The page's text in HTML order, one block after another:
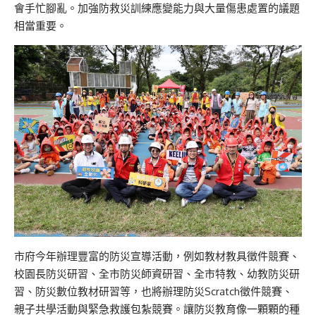
會手忙腳亂。加強防救災訓練應變能力與大量傷患處置的議題
相當重要。
市府今年辦理豐富的防災宣導活動，例如教材教具徵件競賽、
校園長防災研習、全市防災師資研習、全市特教、幼教防災研
習、防災數位教材研習等，也將辦理防災Scratch徵件競賽、
親子共學活動與緊急救護包紮競賽。讓防災教育像一顆顆的種